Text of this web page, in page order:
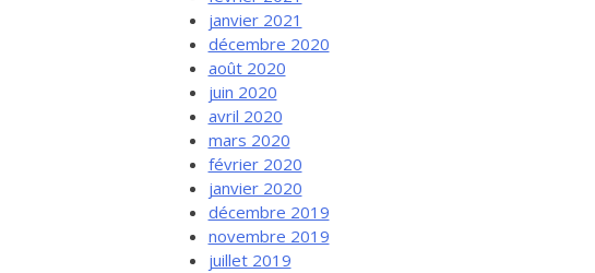
janvier 2021
décembre 2020
août 2020
juin 2020
avril 2020
mars 2020
février 2020
janvier 2020
décembre 2019
novembre 2019
juillet 2019